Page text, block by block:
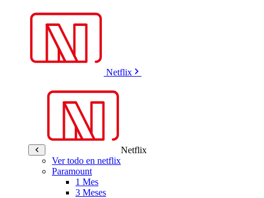
Netflix
Netflix
Ver todo en netflix
Paramount
1 Mes
3 Meses